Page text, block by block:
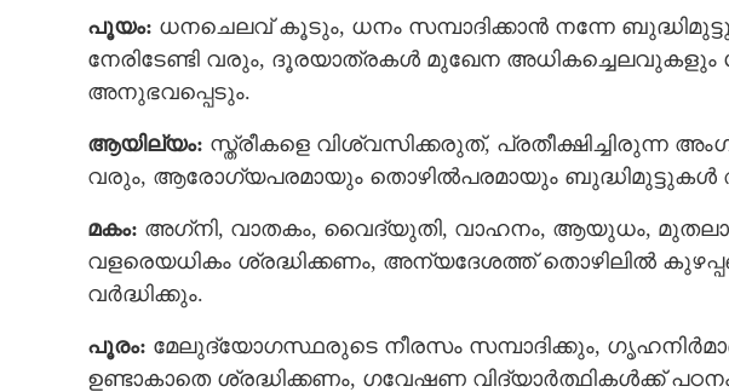
പൂയം: ധനചെലവ് കൂടും, ധനം സമ്പാദിക്കാന്‍ നന്നേ
നേരിടേണ്ടി വരും, ദൂരയാത്രകള്‍ മുഖേന അധികച്ചെലവുകളും
അനുഭവപ്പെടും.
ആയില്യം: സ്ത്രീകളെ വിശ്വസിക്കരുത്, പ്രതീക്ഷിച്ചിരുന്ന
വരും, ആരോഗ്യപരമായും തൊഴില്‍പരമായും ബുദ്ധിമുട്ടുകള്‍
മകം: അഗ്‌നി, വാതകം, വൈദ്യുതി, വാഹനം, ആയുധം,
വളരെയധികം ശ്രദ്ധിക്കണം, അന്യദേശത്ത് തൊഴിലില്‍
വര്‍ദ്ധിക്കും.
പൂരം: മേലുദ്യോഗസ്ഥരുടെ നീരസം സമ്പാദിക്കും,
ഉണ്ടാകാതെ ശ്രദ്ധിക്കണം, ഗവേഷണ വിദ്യാര്‍ത്ഥികള്‍ക്ക്